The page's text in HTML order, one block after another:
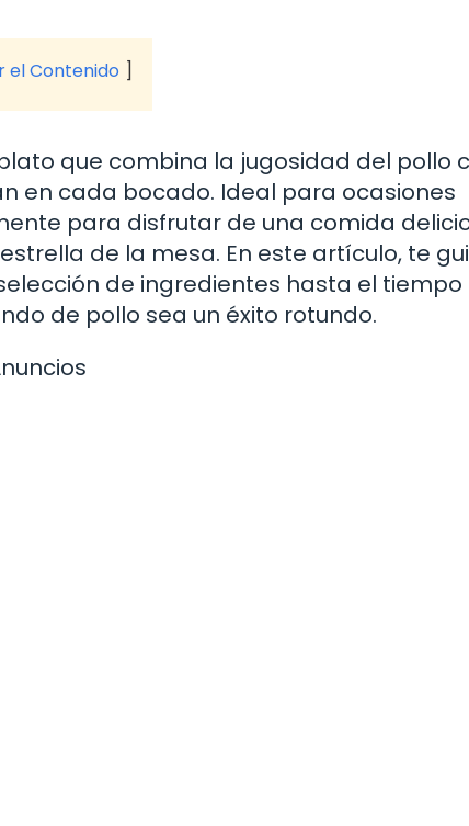
el Contenido
que combina la jugosidad del pollo
en cada bocado. Ideal para ocasiones
para disfrutar de una comida
de la mesa. En este artículo, te
de ingredientes hasta el tiempo
de pollo sea un éxito rotundo.